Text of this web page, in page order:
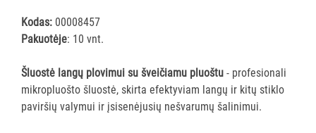
kempinės,
šveistukai,
padai
Įrankiai
teritorijų
Kodas: 00008457
Pakuotėje: 10 vnt.
Šluostė langų plovimui su šveičiamu pluoštu - profesionali
mikropluošto šluostė, skirta efektyviam langų ir kitų stiklo
paviršių valymui ir įsisenėjusių nešvarumų šalinimui.